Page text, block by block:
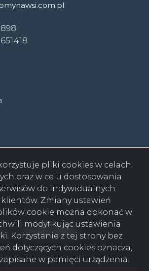
Facebook
Facebook
Facebook
Facebook
Facebook
Facebook
Facebook
pliki cookies w celach
oraz w celu dostosowania
do indywidualnych
Zmiany ustawień
cookie można dokonać w
modyfikując ustawienia
Korzystanie z tej strony bez
dotyczących cookies oznacza,
w pamięci urządzenia.